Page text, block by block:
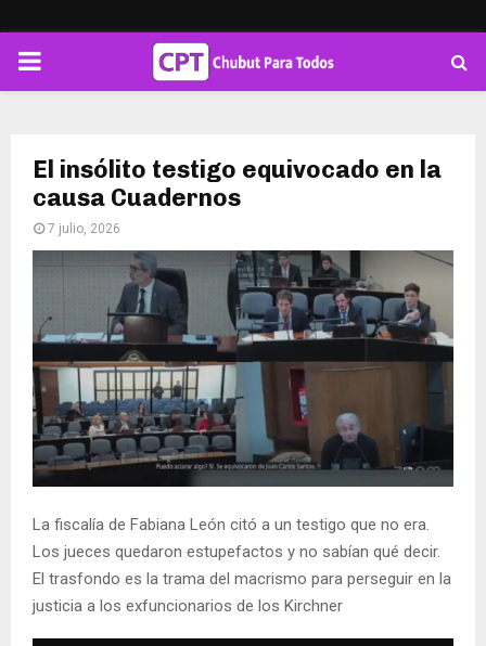
PRIMARY
El insólito testigo equivocado en la
causa Cuadernos
7 julio, 2026
La fiscalía de Fabiana León citó a un testigo que no era.
Los jueces quedaron estupefactos y no sabían qué decir.
El trasfondo es la trama del macrismo para perseguir en la
justicia a los exfuncionarios de los Kirchner